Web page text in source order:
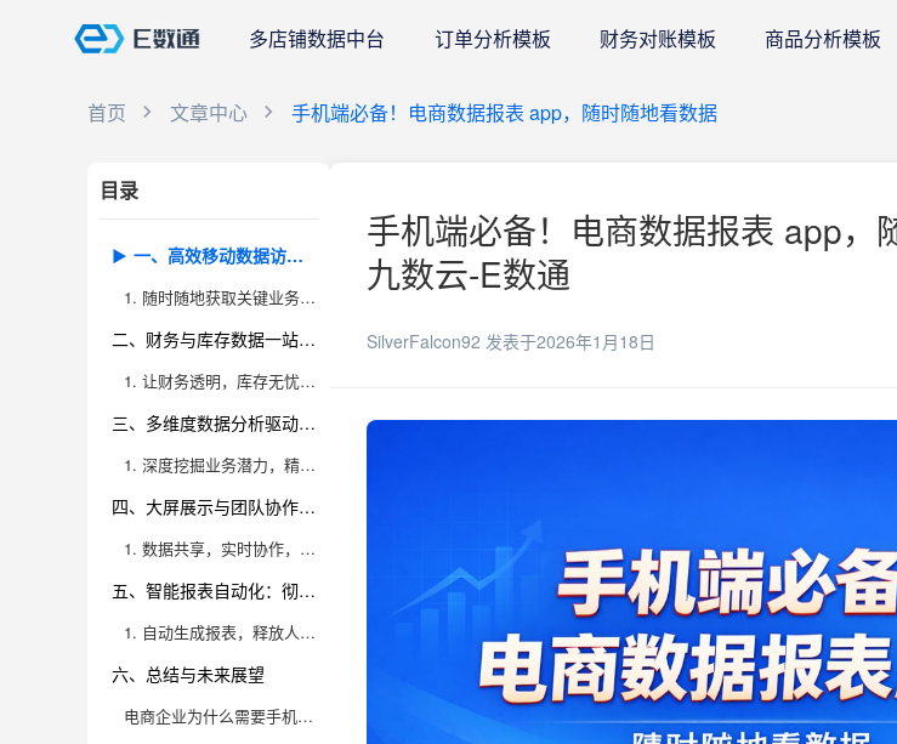
多店铺数据中台 订单分析模板 财务对账模板 商品分析模板
首页 文章中心 手机端必备！电商数据报表 app，随时随地看数据
目录
一、高效移动数据访问：打破决策的时间与空间壁垒
1. 随时随地获取关键业务数据，助力企业敏捷决策
二、财务与库存数据一站式整合：经营风险实时预警
1. 让财务透明，库存无忧，经营风险可控
三、多维度数据分析驱动精细化运营，提升利润空间
1. 深度挖掘业务潜力，精准洞察市场变化
四、大屏展示与团队协作：打造高效数据驱动文化
1. 数据共享，实时协作，激发团队创新活力
五、智能报表自动化：彻底告别繁琐数据整理
1. 自动生成报表，释放人力，赋能业务创新
六、总结与未来展望
电商企业为什么需要手机端电商数据报表app？
手机端必备！电商数据报表 app，
九数云-E数通
SilverFalcon92 发表于2026年1月18日